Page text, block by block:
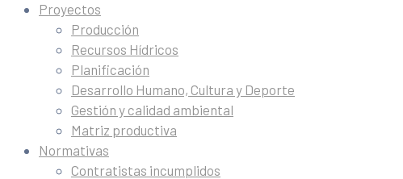
Proyectos
Producción
Recursos Hídricos
Planificación
Desarrollo Humano, Cultura y Deporte
Gestión y calidad ambiental
Matriz productiva
Normativas
Contratistas incumplidos